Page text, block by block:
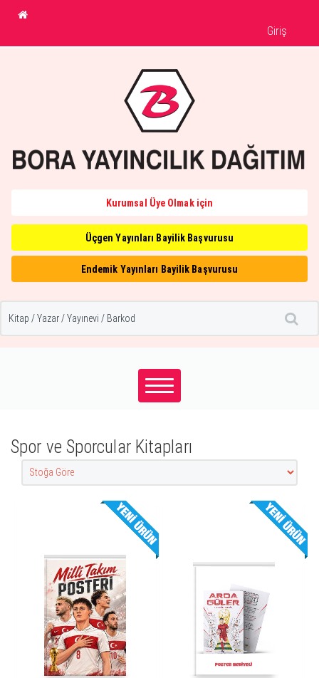
Giriş
Kurumsal Üye Olmak için
Üçgen Yayınları Bayilik Başvurusu
Endemik Yayınları Bayilik Başvurusu
Spor ve Sporcular Kitapları